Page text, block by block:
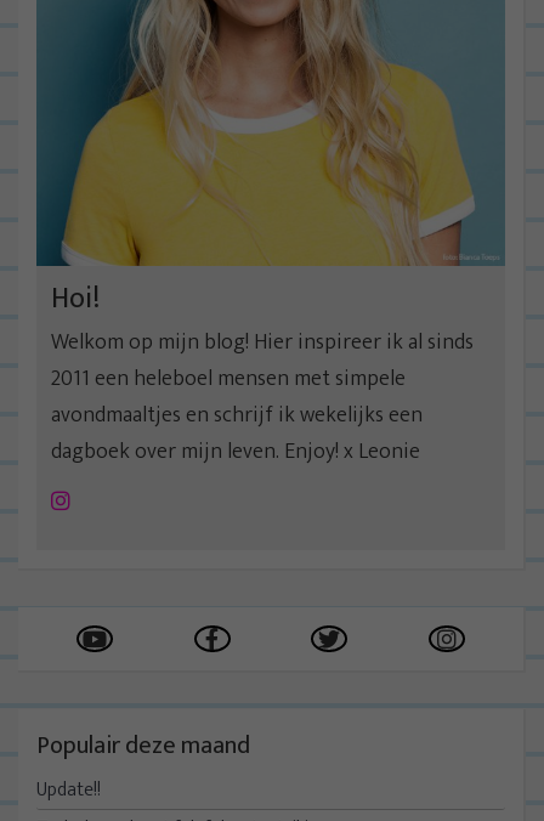
Hoi!
Welkom op mijn blog! Hier inspireer ik al sinds
2011 een heleboel mensen met simpele
avondmaaltjes en schrijf ik wekelijks een
dagboek over mijn leven. Enjoy! x Leonie
Instagram
Populair deze maand
Update!!